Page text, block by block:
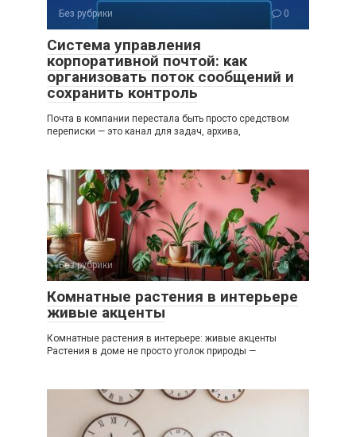
Без рубрики 0
Система управления
корпоративной почтой: как
организовать поток сообщений и
сохранить контроль
Почта в компании перестала быть просто средством
переписки — это канал для задач, архива,
Без рубрики 0
Комнатные растения в интерьере
живые акценты
Комнатные растения в интерьере: живые акценты
Растения в доме не просто уголок природы —